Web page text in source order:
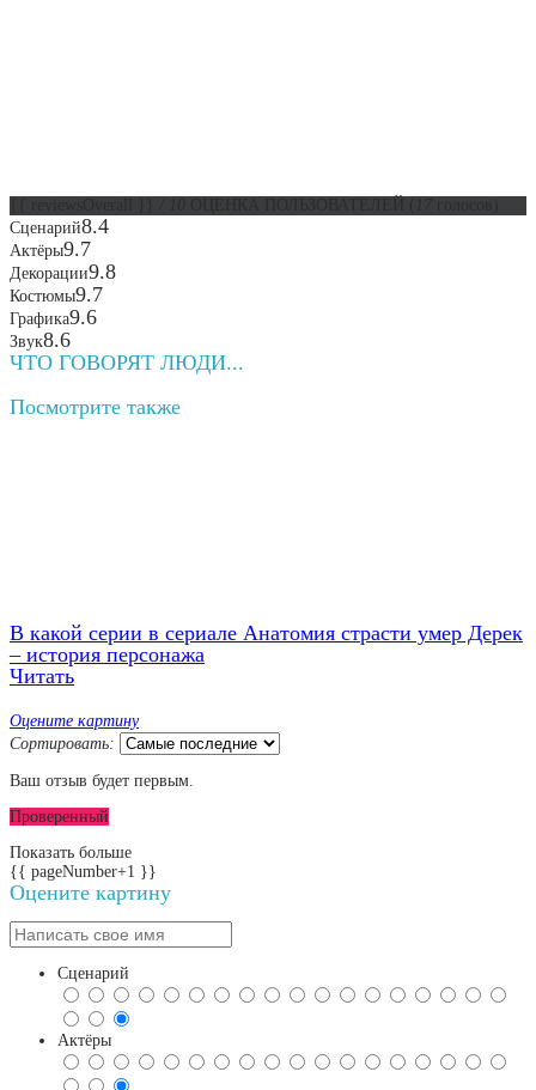
Сценарий8.4
Актёры9.7
Декорации9.8
Костюмы9.7
Графика9.6
Звук8.6
ЧТО ГОВОРЯТ ЛЮДИ...
Посмотрите также
В какой серии в сериале Анатомия страсти умер Дерек
– история персонажа
Читать
Оцените картину
Сортировать:
Ваш отзыв будет первым.
Проверенный
Показать больше
{{ pageNumber+1 }}
Оцените картину
Сценарий
Актёры